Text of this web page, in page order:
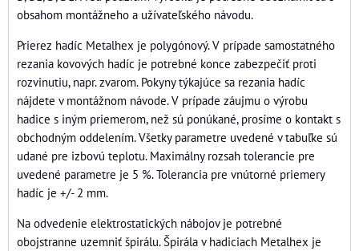
obsahom montážneho a užívateľského návodu.
Prierez hadíc Metalhex je polygónový. V prípade samostatného
rezania kovových hadíc je potrebné konce zabezpečiť proti
rozvinutiu, napr. zvarom. Pokyny týkajúce sa rezania hadíc
nájdete v montážnom návode. V prípade záujmu o výrobu
hadice s iným priemerom, než sú ponúkané, prosíme o kontakt s
obchodným oddelením. Všetky parametre uvedené v tabuľke sú
udané pre izbovú teplotu. Maximálny rozsah tolerancie pre
uvedené parametre je 5 %. Tolerancia pre vnútorné priemery
hadíc je +/- 2 mm.
Na odvedenie elektrostatických nábojov je potrebné
obojstranne uzemniť špirálu. Špirála v hadiciach Metalhex je